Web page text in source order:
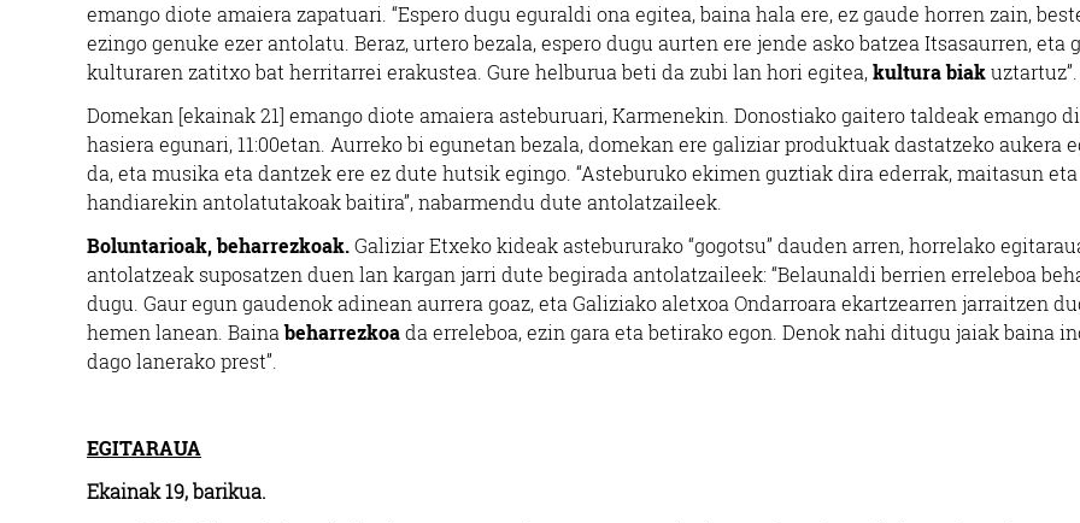
emango diote amaiera zapatuari. “Espero dugu eguraldi ona egitea, baina hala ere, ez gaude horren zain,
ezingo genuke ezer antolatu. Beraz, urtero bezala, espero dugu aurten ere jende asko batzea Itsasaurren, eta
kulturaren zatitxo bat herritarrei erakustea. Gure helburua beti da zubi lan hori egitea,kultura biak
Domekan [ekainak 21] emango diote amaiera asteburuari, Karmenekin. Donostiako gaitero taldeak emango
hasiera egunari, 11:00etan. Aurreko bi egunetan bezala, domekan ere galiziar produktuak dastatzeko aukera
da, eta musika eta dantzek ere ez dute hutsik egingo. “Asteburuko ekimen guztiak dira ederrak, maitasun
handiarekin antolatutakoak baitira”, nabarmendu dute antolatzaileek.
Boluntarioak, beharrezkoak.Galiziar Etxeko kideak astebururako “gogotsu” dauden arren, horrelako
antolatzeak suposatzen duen lan kargan jarri dute begirada antolatzaileek: “Belaunaldi berrien erreleboa
dugu. Gaur egun gaudenok adinean aurrera goaz, eta Galiziako aletxoa Ondarroara ekartzearren jarraitzen
hemen lanean. Bainabeharrezkoada erreleboa, ezin gara eta betirako egon. Denok nahi ditugu jaiak baina
dago lanerako prest”.
EGITARAUA
Ekainak 19, barikua.